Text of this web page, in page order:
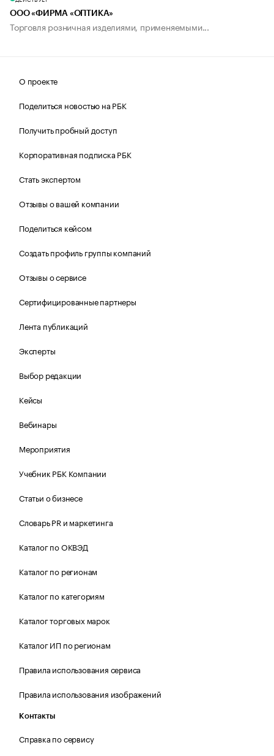
ООО «ФИРМА «ОПТИКА»
Торговля розничная изделиями, применяемыми...
О проекте
Поделиться новостью на РБК
Получить пробный доступ
Корпоративная подписка РБК
Стать экспертом
Отзывы о вашей компании
Поделиться кейсом
Создать профиль группы компаний
Отзывы о сервисе
Сертифицированные партнеры
Лента публикаций
Эксперты
Выбор редакции
Кейсы
Вебинары
Мероприятия
Учебник РБК Компании
Статьи о бизнесе
Словарь PR и маркетинга
Каталог по ОКВЭД
Каталог по регионам
Каталог по категориям
Каталог торговых марок
Каталог ИП по регионам
Правила использования сервиса
Правила использования изображений
Контакты
Справка по сервису